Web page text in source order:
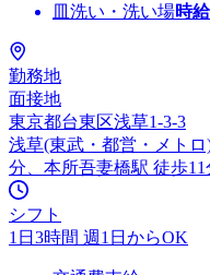
皿洗い・洗い場時給
勤務地
面接地
東京都台東区浅草1-3-3
浅草(東武・都営・メト
分、本所吾妻橋駅 徒歩11
シフト
1日3時間 週1日からOK